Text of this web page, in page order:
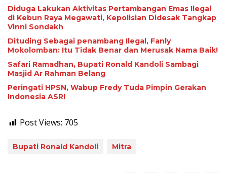
Diduga Lakukan Aktivitas Pertambangan Emas Ilegal
di Kebun Raya Megawati, Kepolisian Didesak Tangkap
Vinni Sondakh
Dituding Sebagai penambang Ilegal, Fanly
Mokolomban: Itu Tidak Benar dan Merusak Nama Baik!
Safari Ramadhan, Bupati Ronald Kandoli Sambagi
Masjid Ar Rahman Belang
Peringati HPSN, Wabup Fredy Tuda Pimpin Gerakan
Indonesia ASRI
Post Views: 705
Bupati Ronald Kandoli Mitra